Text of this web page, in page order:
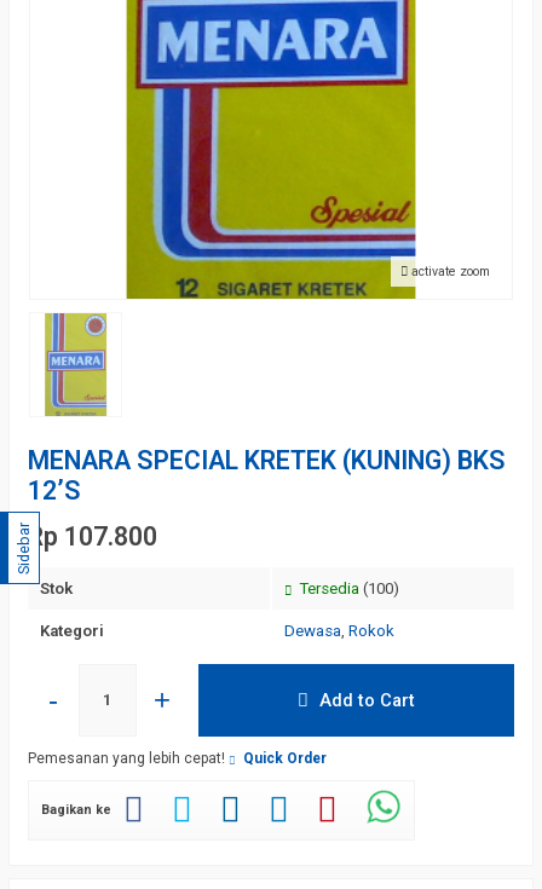
activate zoom
MENARA SPECIAL KRETEK (KUNING) BKS
12’S
Rp 107.800
Stok Tersedia (100)
Kategori Dewasa, Rokok
- + Add to Cart
Pemesanan yang lebih cepat! Quick Order
Bagikan ke
Sidebar